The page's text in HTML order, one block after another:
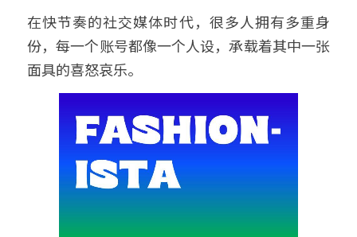
在快节奏的社交媒体时代，很多人拥有多重身
份，每一个账号都像一个人设，承载着其中一张
面具的喜怒哀乐。